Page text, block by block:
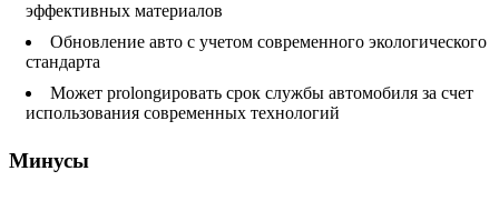
эффективных материалов
Обновление авто с учетом современного экологического
стандарта
Может prolongировать срок службы автомобиля за счет
использования современных технологий
Минусы